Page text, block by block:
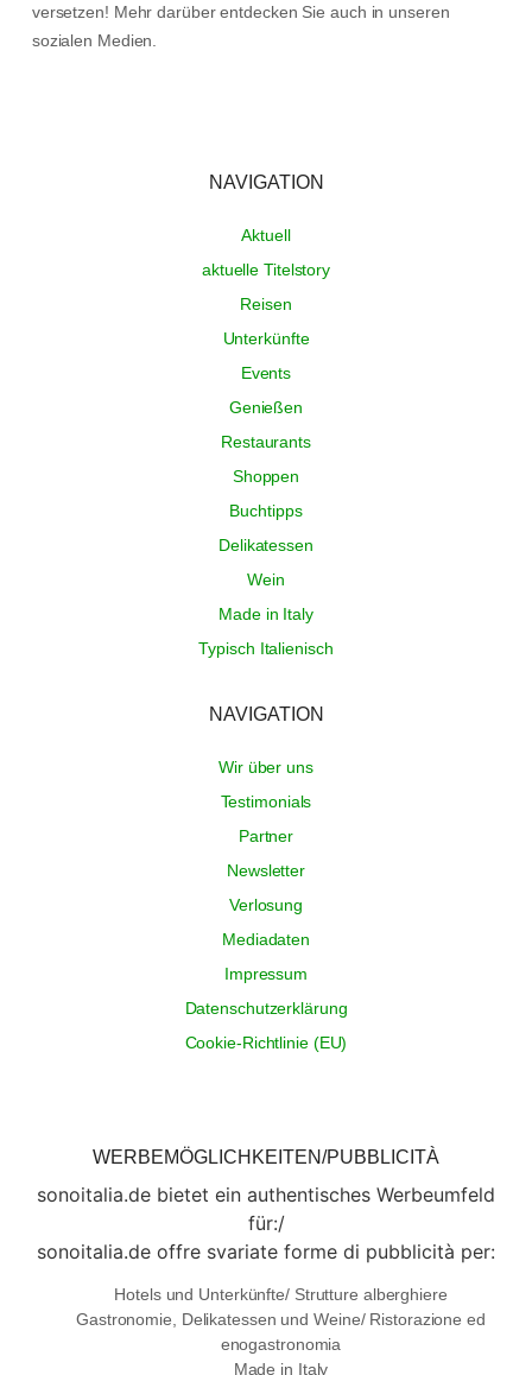
versetzen! Mehr darüber entdecken Sie auch in unseren
sozialen Medien.
NAVIGATION
Aktuell
aktuelle Titelstory
Reisen
Unterkünfte
Events
Genießen
Restaurants
Shoppen
Buchtipps
Delikatessen
Wein
Made in Italy
Typisch Italienisch
NAVIGATION
Wir über uns
Testimonials
Partner
Newsletter
Verlosung
Mediadaten
Impressum
Datenschutzerklärung
Cookie-Richtlinie (EU)
WERBEMÖGLICHKEITEN/PUBBLICITÀ
sonoitalia.de bietet ein authentisches Werbeumfeld
für:/
sonoitalia.de offre svariate forme di pubblicità per:
Hotels und Unterkünfte/ Strutture alberghiere
Gastronomie, Delikatessen und Weine/ Ristorazione ed
enogastronomia
Made in Italy